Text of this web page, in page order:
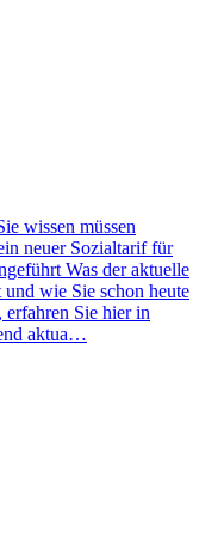
wissen müssen
neuer Sozialtarif für
Was der aktuelle
und wie Sie schon heute
erfahren Sie hier in
aktua…